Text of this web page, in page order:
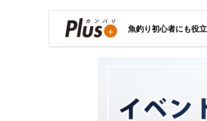
魚釣り初心者にも役